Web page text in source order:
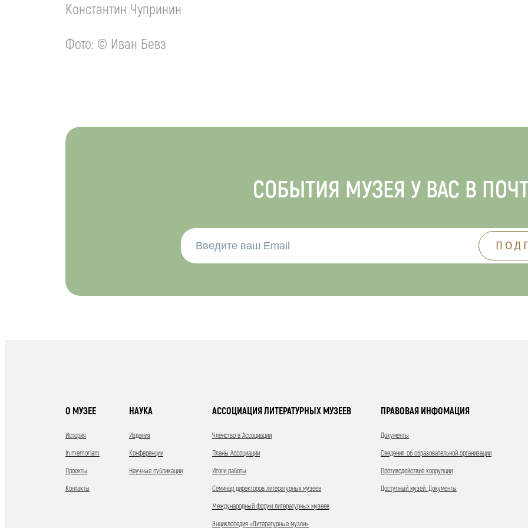
Константин Чупринин
Фото: © Иван Бевз
СОБЫТИЯ МУЗЕЯ У ВАС В
О МУЗЕЕ
История
In memoriam
Проекты
Контакты
НАУКА
Издания
Конференции
Научные публикации
АССОЦИАЦИЯ ЛИТЕРАТУРНЫХ МУЗЕЕВ
Членство в Ассоциации
Планы Ассоциации
Итоги работы
Семинар директоров литературных музеев
Международный форум литературных музеев
Энциклопедия «Литературные музеи»
ПРАВОВАЯ ИНФОМАЦИЯ
Документы
Сведения об образовательной организации
Противодействие коррупции
Доступный музей. Документы